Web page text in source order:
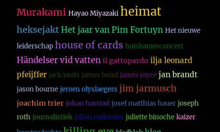
Murakami Hayao Miyazaki heimat
heksejakt Het jaar van Pim Fortuyn Het nieuwe
leiderschap house of cards huiskamerconcert
Händelser vid vatten il gattopardo ilja leonard
pfeijffer jack yeats james bond james joyce jan brandt
jason bourne jeroen olyslaegers jim jarmusch
joachim trier johan harstad josef matthias hauer joseph
roth journalistiek julian radlmaier juliette binoche kaizer